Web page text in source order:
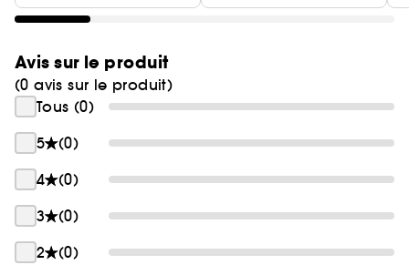
Avis sur le produit
(0 avis sur le produit)
Tous (0)
5
(0)
4
(0)
3
(0)
2
(0)